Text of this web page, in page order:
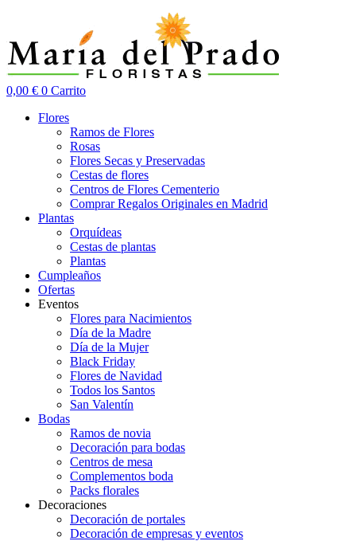
0,00 € 0 Carrito
Flores
Ramos de Flores
Rosas
Flores Secas y Preservadas
Cestas de flores
Centros de Flores Cementerio
Comprar Regalos Originales en Madrid
Plantas
Orquídeas
Cestas de plantas
Plantas
Cumpleaños
Ofertas
Eventos
Flores para Nacimientos
Día de la Madre
Día de la Mujer
Black Friday
Flores de Navidad
Todos los Santos
San Valentín
Bodas
Ramos de novia
Decoración para bodas
Centros de mesa
Complementos boda
Packs florales
Decoraciones
Decoración de portales
Decoración de empresas y eventos